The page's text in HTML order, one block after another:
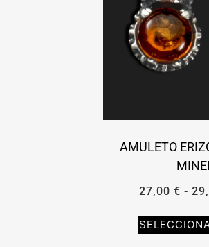
AMULETO
27,00 € -